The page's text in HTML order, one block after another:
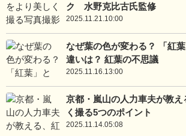
ク 水野克比古氏監修
2025.11.21.10:00
なぜ葉の色が変わる？ 「紅
違いは？ 紅葉の不思議
2025.11.16.13:00
京都・嵐山の人力車夫が教え
く撮る5つのポイント
2025.11.14.05:08